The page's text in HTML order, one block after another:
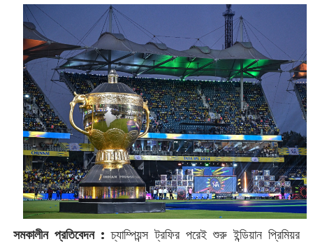
সমকালীন প্রতিবেদন : চ্যাম্পিয়ন্স ট্রফির পরেই শুরু ইন্ডিয়ান প্রিমিয়র